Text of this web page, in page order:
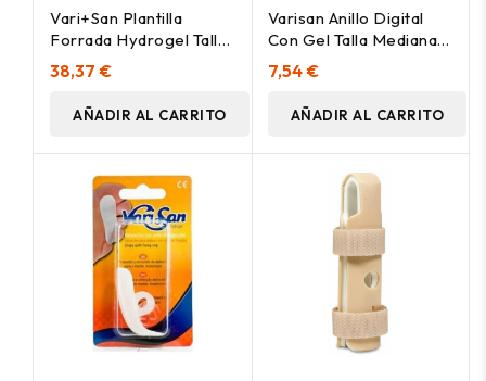
Vari+San Plantilla
Forrada Hydrogel Talla
2 (39/40)
38,37 €
AÑADIR AL CARRITO
Varisan Anillo Digital
Con Gel Talla Mediana,
2 Uds
7,54 €
AÑADIR AL CARRITO